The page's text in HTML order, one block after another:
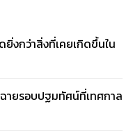
งกว่าสิ่งที่เคยเกิดขึ้นใน
ายรอบปฐมทัศน์ที่เทศกาล